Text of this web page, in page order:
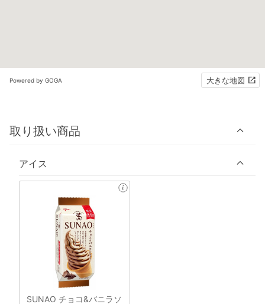
Powered by GOGA 大きな地図
取り扱い商品
アイス
SUNAO チョコ&バニラソ